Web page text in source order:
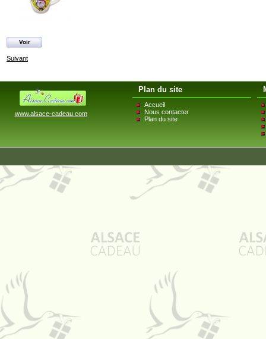
Voir
Suivant
www.alsace-cadeau.com
Plan du site
Accueil
Nous contacter
Plan du site